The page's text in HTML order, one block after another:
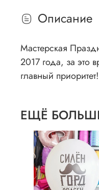
Описание
Мастерская
2017 года, за это
главный приоритет!
ЕЩЁ